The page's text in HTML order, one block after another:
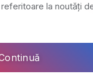
la noutăți